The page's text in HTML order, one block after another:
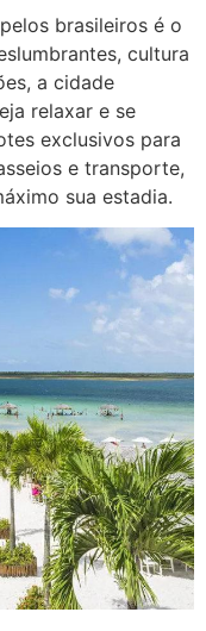
brasileiros é o
cultura
a cidade
relaxar e se
exclusivos para
e transporte,
sua estadia.